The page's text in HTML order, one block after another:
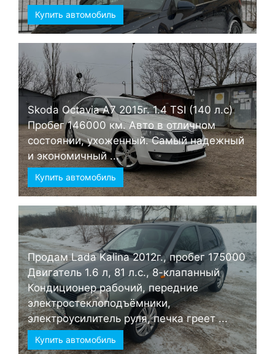
Купить автомобиль
Skoda Octavia А7 2015г. 1.4 TSI (140 л.с)
Пробег 146000 км. Авто в отличном
состоянии, ухоженный. Самый надежный
и экономичный ...
Купить автомобиль
Продам Lada Kalina 2012г., пробег 175000
Двигатель 1.6 л, 81 л.с., 8-клапанный
Кондиционер рабочий, передние
электростеклоподъёмники,
электроусилитель руля, печка греет ...
Купить автомобиль